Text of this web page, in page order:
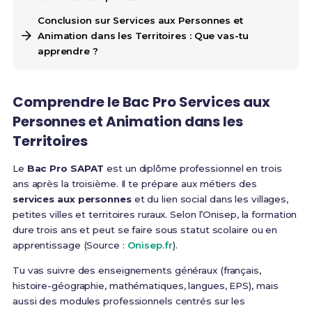
Conclusion sur Services aux Personnes et
Animation dans les Territoires : Que vas-tu
apprendre ?
Comprendre le Bac Pro Services aux
Personnes et Animation dans les
Territoires
Le Bac Pro SAPAT est un diplôme professionnel en trois
ans après la troisième. Il te prépare aux métiers des
services aux personneset du lien social dans les villages,
petites villes et territoires ruraux. Selon l’Onisep, la formation
dure trois ans et peut se faire sous statut scolaire ou en
apprentissage (Source : Onisep.fr).
Tu vas suivre des enseignements généraux (français,
histoire-géographie, mathématiques, langues, EPS), mais
aussi des modules professionnels centrés sur les